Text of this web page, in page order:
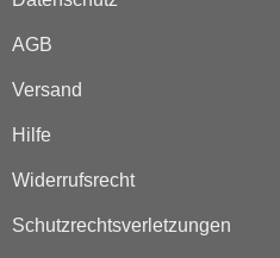
AGB
Versand
Hilfe
Widerrufsrecht
Schutzrechtsverletzungen